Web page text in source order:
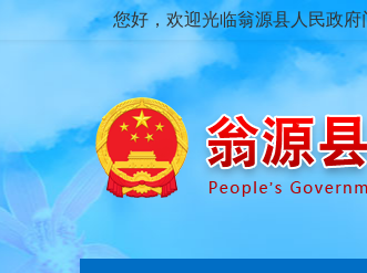
您好，欢迎光临翁源县人民政府